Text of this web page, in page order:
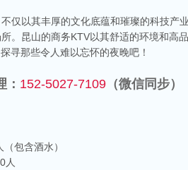
仅以其丰厚的文化底蕴和璀璨的科技
。昆山的商务KTV以其舒适的环境和高
寻那些令人难以忘怀的夜晚吧！
： 152-5027-7109 （微信同步）
包含酒水）
人